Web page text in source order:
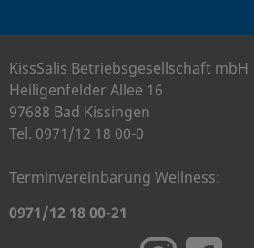
KissSalis Betriebsgesellschaft mbH
Heiligenfelder Allee 16
97688 Bad Kissingen
Tel. 0971/12 18 00-0
Terminvereinbarung Wellness:
0971/12 18 00-21